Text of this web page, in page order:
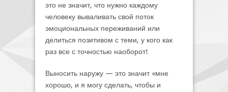
это не значит, что нужно каждому
человеку вываливать свой поток
эмоциональных переживаний или
делиться позитивом с теми, у кого как
раз все с точностью наоборот!
Выносить наружу — это значит «мне
хорошо, и я могу сделать, чтобы и